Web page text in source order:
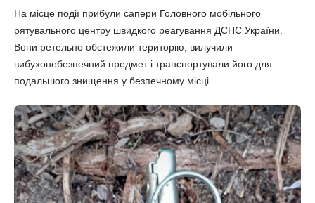
На місце події прибули сапери Головного мобільного
рятувального центру швидкого реагування ДСНС України.
Вони ретельно обстежили територію, вилучили
вибухонебезпечний предмет і транспортували його для
подальшого знищення у безпечному місці.